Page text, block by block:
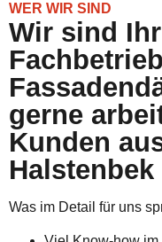
WER WIR SIND
Wir sind
gerne
Kunden
Halstenbek
Was im Detail für uns